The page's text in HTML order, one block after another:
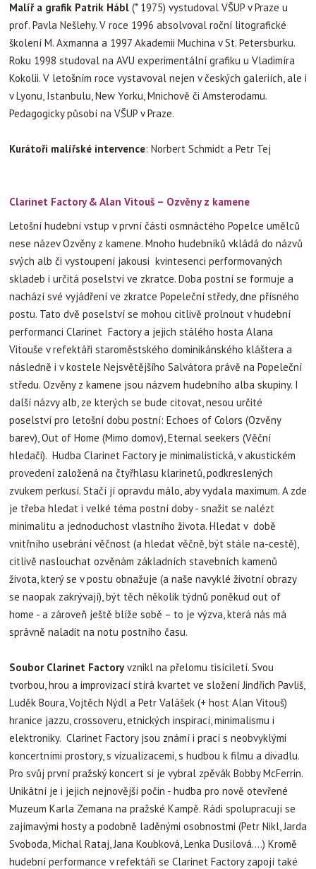
Malíř a grafik Patrik Hábl (* 1975) vystudoval VŠUP v Praze u
prof. Pavla Nešlehy. V roce 1996 absolvoval roční litografické
školení M. Axmanna a 1997 Akademii Muchina v St. Petersburku.
Roku 1998 studoval na AVU experimentální grafiku u Vladimíra
Kokolii. V letošním roce vystavoval nejen v českých galeriích, ale i
v Lyonu, Istanbulu, New Yorku, Mnichově či Amsterodamu.
Pedagogicky působí na VŠUP v Praze.
Kurátoři malířské intervence: Norbert Schmidt a Petr Tej
Clarinet Factory & Alan Vitouš – Ozvěny z kamene
Letošní hudební vstup v první části osmnáctého Popelce umělců
nese název Ozvěny z kamene. Mnoho hudebníků vkládá do názvů
svých alb či vystoupení jakousi kvintesenci performovaných
skladeb i určitá poselství ve zkratce. Doba postní se formuje a
nachází své vyjádření ve zkratce Popeleční středy, dne přísného
postu. Tato dvě poselství se mohou citlivě prolnout v hudební
performanci Clarinet Factory a jejich stálého hosta Alana
Vitouše v refektáři staroměstského dominikánského kláštera a
následně i v kostele Nejsvětějšího Salvátora právě na Popeleční
středu. Ozvěny z kamene jsou názvem hudebního alba skupiny. I
další názvy alb, ze kterých se bude citovat, nesou určité
poselství pro letošní dobu postní: Echoes of Colors (Ozvěny
barev), Out of Home (Mimo domov), Eternal seekers (Věční
hledači). Hudba Clarinet Factory je minimalistická, v akustickém
provedení založená na čtyřhlasu klarinetů, podkreslených
zvukem perkusí. Stačí jí opravdu málo, aby vydala maximum. A zde
je třeba hledat i velké téma postní doby - snažit se nalézt
minimalitu a jednoduchost vlastního života. Hledat v době
vnitřního usebrání věčnost (a hledat věčně, být stále na-cestě),
citlivě naslouchat ozvěnám základních stavebních kamenů
života, který se v postu obnažuje (a naše navyklé životní obrazy
se naopak zakrývají), být těch několik týdnů poněkud out of
home - a zároveň ještě blíže sobě – to je výzva, která nás má
správně naladit na notu postního času.
Soubor Clarinet Factoryvznikl na přelomu tisíciletí. Svou
tvorbou, hrou a improvizací stírá kvartet ve složení Jindřich Pavliš,
Luděk Boura, Vojtěch Nýdl a Petr Valášek (+ host Alan Vitouš)
hranice jazzu, crossoveru, etnických inspirací, minimalismu i
elektroniky. Clarinet Factory jsou známí i prací s neobvyklými
koncertními prostory, s vizualizacemi, s hudbou k filmu a divadlu.
Pro svůj první pražský koncert si je vybral zpěvák Bobby McFerrin.
Unikátní je i jejich nejnovější počin - hudba pro nově otevřené
Muzeum Karla Zemana na pražské Kampě. Rádi spolupracují se
zajímavými hosty a podobně laděnými osobnostmi (Petr Nikl, Jarda
Svoboda, Michal Rataj, Jana Koubková, Lenka Dusilová….) Kromě
hudební performance v refektáři se Clarinet Factory zapojí také